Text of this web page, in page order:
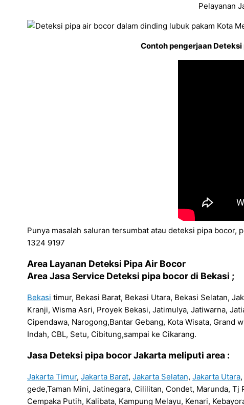
Pelayanan
Contoh pengerjaan
Punya masalah saluran tersumbat atau deteksi pipa
1324 9197
Area Layanan Deteksi Pipa Air Bocor
Area Jasa Service Deteksi pipa bocor di Bekasi ;
Bekasi timur, Bekasi Barat, Bekasi Utara, Bekasi Selatan,
Kranji, Wisma Asri, Proyek Bekasi, Jatimulya, Jatiwarna,
Cipendawa, Narogong,Bantar Gebang, Kota Wisata, Grand
Indah, CBL, Setu, Cibitung,sampai ke Cikarang.
Jasa Deteksi pipa bocor Jakarta meliputi area :
Jakarta Timur, Jakarta Barat, Jakarta Selatan, Jakarta Utara,
gede,Taman Mini, Jatinegara, Cililitan, Condet, Marunda, Tj
Cempaka Putih, Kalibata, Kampung Melayu, Kenari,